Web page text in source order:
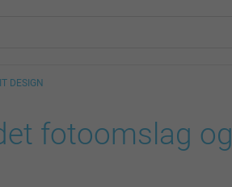
DESIGN
fotoomslag og